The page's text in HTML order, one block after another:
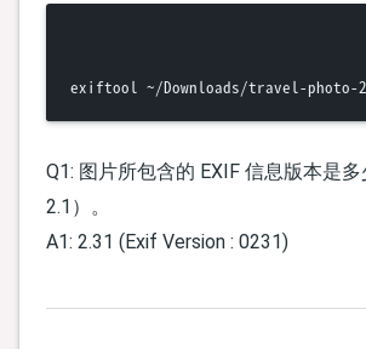
Q1: 图片所包含的 EXIF 信息版本是
2.1）。
A1: 2.31 (Exif Version : 0231)